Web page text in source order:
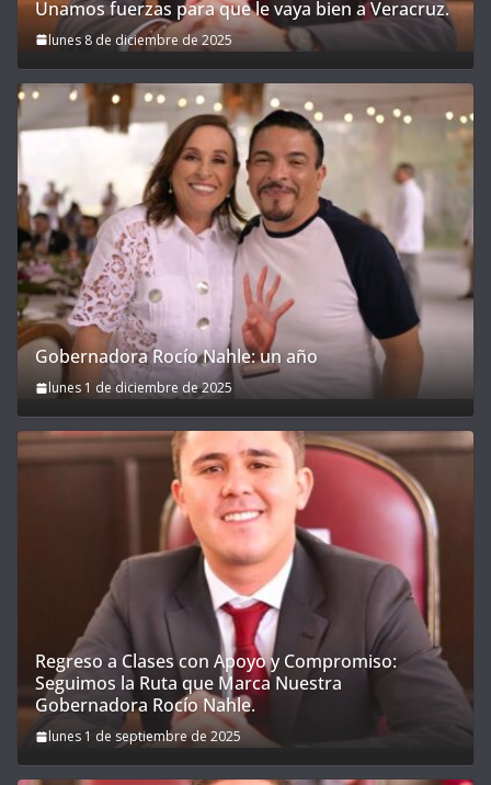
Unamos fuerzas para que le vaya bien a Veracruz.
lunes 8 de diciembre de 2025
Gobernadora Rocío Nahle: un año
lunes 1 de diciembre de 2025
Regreso a Clases con Apoyo y Compromiso:
Seguimos la Ruta que Marca Nuestra
Gobernadora Rocío Nahle.
lunes 1 de septiembre de 2025